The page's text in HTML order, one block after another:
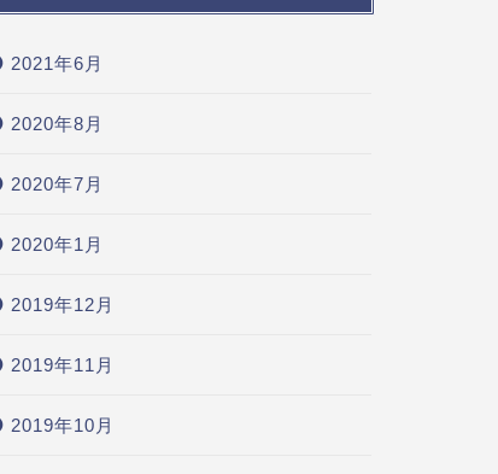
2021年6月
2020年8月
2020年7月
2020年1月
2019年12月
2019年11月
2019年10月